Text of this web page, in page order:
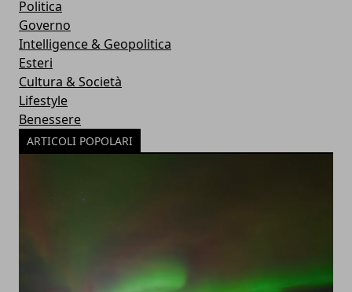
Politica
Governo
Intelligence & Geopolitica
Esteri
Cultura & Società
Lifestyle
Benessere
ARTICOLI POPOLARI